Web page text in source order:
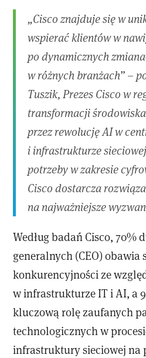
„Cisco znajduje się w
wspierać klientów w
po dynamicznych
w różnych branżach” –
Tuszik, Prezes Cisco w
transformacji
przez rewolucję AI w
i infrastrukturze
potrzeby w zakresie
Cisco dostarcza
na najważniejsze
Według badań Cisco, 70%
generalnych (CEO) obawia
konkurencyjności ze
w infrastrukturze IT i AI, a
kluczową rolę zaufanych
technologicznych w
infrastruktury sieciowej na